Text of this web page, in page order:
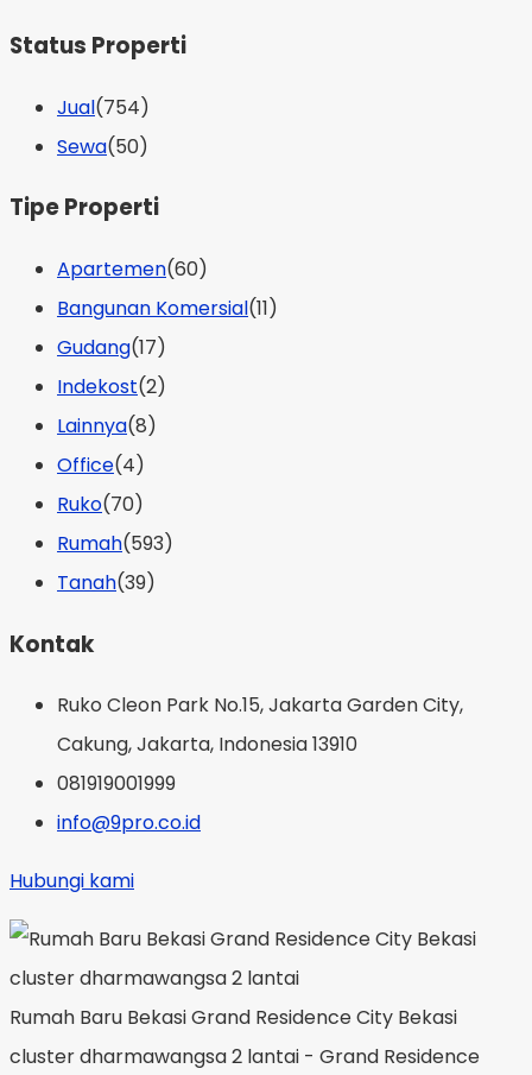
Status Properti
Jual(754)
Sewa(50)
Tipe Properti
Apartemen(60)
Bangunan Komersial(11)
Gudang(17)
Indekost(2)
Lainnya(8)
Office(4)
Ruko(70)
Rumah(593)
Tanah(39)
Kontak
Ruko Cleon Park No.15, Jakarta Garden City,
Cakung, Jakarta, Indonesia 13910
081919001999
info@9pro.co.id
Hubungi kami
Rumah Baru Bekasi Grand Residence City Bekasi
cluster dharmawangsa 2 lantai - Grand Residence